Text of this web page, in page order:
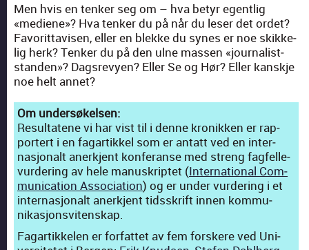
Men hvis en tenker seg om – hva betyr egentlig
«medi­ene»? Hva tenker du på når du leser det ordet?
Favorit­tavisen, eller en blekke du synes er noe skikke­
lig herk? Tenker du på den ulne massen «jour­nal­ist­
standen»? Dagsrevyen? Eller Se og Hør? Eller kan­skje
noe helt annet?
Om under­søkelsen:
Resul­tatene vi har vist til i denne kro­nikken er rap­
portert i en fagar­tikkel som er antatt ved en inter­
nasjon­alt anerk­jent kon­fer­anse med streng fagfelle­
vur­der­ing av hele manuskriptet (Inter­na­tion­al Com­
mu­ni­ca­tion Asso­ci­a­tion) og er under vur­der­ing i et
inter­nasjon­alt anerk­jent tidsskrift innen kom­mu­
nikasjonsviten­skap.
Fagar­tikke­len er for­fat­tet av fem forskere ved Uni­